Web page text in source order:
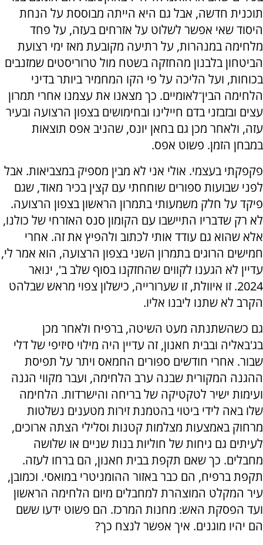
תוכנית חדשה, אבל גם היא הייתה מבוססת על הנחת
היסוד שאי אפשר לשלוט על אזרחים בעזה, על פחד
מלחימה במנהרות, על רתיעה מקובעת מאז ימי רצועת
הביטחון בלבנון מהחזקה בשטח מול טרוריסטים שמזנבים
בכוחות, ועל הליכה על פי הקו המחמיר ביותר בדיני
הלחימה הבין־לאומיים. כך מצאנו את עצמנו אחרי תמרון
עצים ובזבזני בדם חיילינו ובחימושים בצפון הרצועה ובעיר
עזה, ולאחר מכן גם בחאן יונס, שהניב אפס תוצאות
במבחן הזמן. פשוט אפס.
פקפקתי בעצמי. אולי אני לא מבין מספיק במצביאות. אבל
לפני שבועות ספורים שוחחתי עם קצין בכיר מאוד, שגם
פיקד על חלק משמעותי בתמרון הראשון בצפון הרצועה.
לא רק שדבריו התיישבו עם הקומון סנס האזרחי של כולנו,
אלא שהוא גם עודד אותי לכתוב ולהפיץ את זה. אחרי
חמישים הרוגים בתמרון השני בצפון הרצועה, הוא אמר לי,
עדיין לא הגענו לקווים שהחזקנו בסוף שלב ב', ינואר
2024. זו איוולת, זו שערורייה, כישלון צפוי מראש שבלהט
הקרב לא שתנו ליבנו אליו.
גם כשהשתנתה מעט השיטה, ברפיח ולאחר מכן
בג'באליה ובבית חאנון, זה עדיין היה מילוי סיזיפי של דלי
שבור. אחרי חודשים ספורים החמאס ויתר על תפיסת
ההגנה המקורית שבנה ערב הלחימה, ועבר מקווי הגנה
ועימות ישיר לטקטיקה של בריחה והישרדות. הלחימה
שלו באה לידי ביטוי בהטמנת זירות מטענים נשלטות
מרחוק באמצעות מצלמות קטנות וסלילי הצתה ארוכים,
לעיתים גם גיחות של חוליות בנות שניים או שלושה
מחבלים. כך שאם תקפת בבית חאנון, הם ברחו לעזה.
תקפת ברפיח, הם כבר באזור ההומניטרי במואסי. וכמובן,
עיר המקלט המוצהרת למחבלים מיום הלחימה הראשון
ועד הפסקת האש: מחנות המרכז. הם פשוט ידעו ששם
הם יהיו מוגנים. איך אפשר לנצח כך?